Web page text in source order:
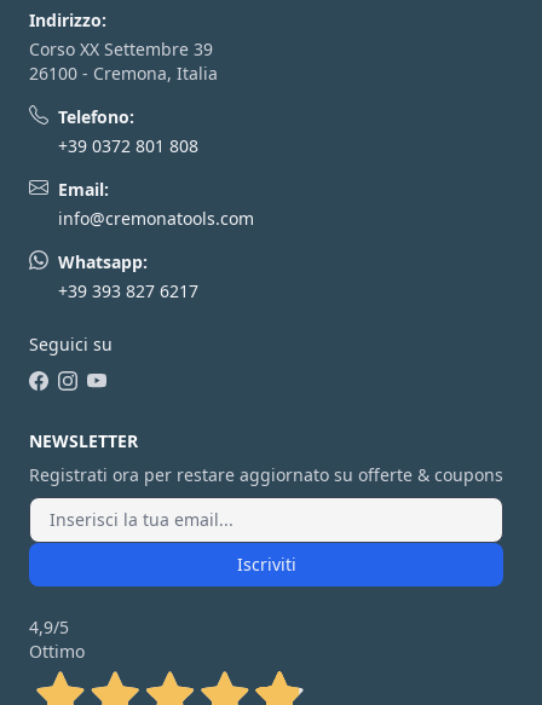
Indirizzo:
Corso XX Settembre 39
26100 - Cremona, Italia
Telefono:
+39 0372 801 808
Email:
info@cremonatools.com
Whatsapp:
+39 393 827 6217
Seguici su
NEWSLETTER
Registrati ora per restare aggiornato su offerte & coupons
Iscriviti
4,9/5
Ottimo